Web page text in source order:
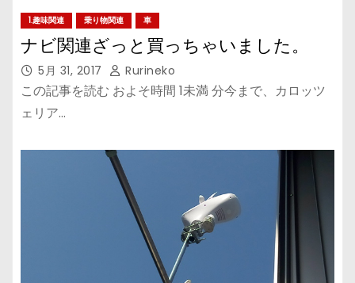
1.趣味関連 乗り物関連 車
ナビ関連ざっと買っちゃいました。
5月 31, 2017 Rurineko
この記事を読む およそ時間 1未満 分今まで、カロッツ
ェリア…